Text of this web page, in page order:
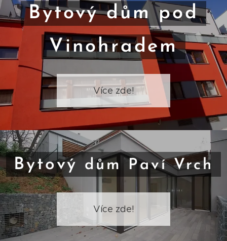
Bytový dům pod
Vinohradem
Více zde!
Bytový dům Paví Vrch
Více zde!